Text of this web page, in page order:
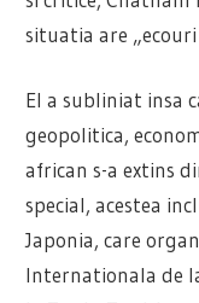
situatia are „ecouri
El a subliniat insa
geopolitica,
african s-a extins
special, acestea
Japonia, care
Internationala de